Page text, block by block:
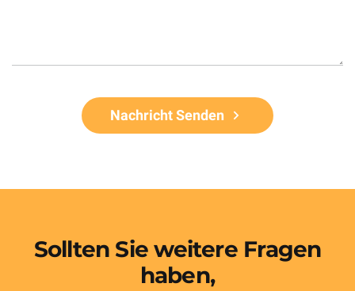
Nachricht Senden
Sollten Sie weitere Fragen
haben,